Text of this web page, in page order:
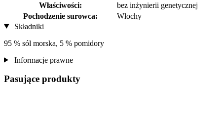
Właściwości:
bez inżynierii genetycznej
Pochodzenie surowca:
Włochy
Składniki
95 % sól morska, 5 % pomidory
Informacje prawne
Pasujące produkty